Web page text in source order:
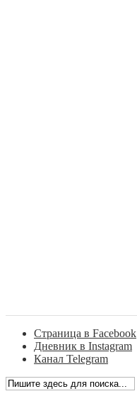
Страница в Facebook
Дневник в Instagram
Канал Telegram